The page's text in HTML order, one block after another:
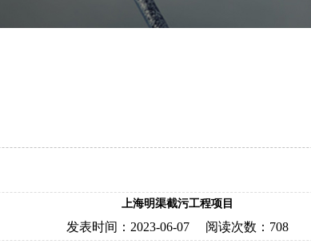
上海明渠截污工程项目
发表时间： 2023-06-07 阅读次数： 708